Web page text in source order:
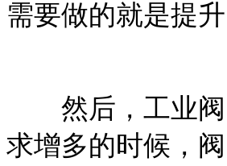
需要做的就是提
然后，工业阀
求增多的时候，